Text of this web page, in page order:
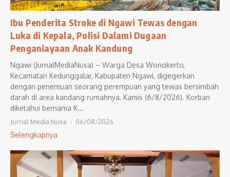
Ibu Penderita Stroke di Ngawi Tewas dengan
Luka di Kepala, Polisi Dalami Dugaan
Penganiayaan Anak Kandung
Ngawi (JurnalMediaNusa) – Warga Desa Wonokerto,
Kecamatan Kedunggalar, Kabupaten Ngawi, digegerkan
dengan penemuan seorang perempuan yang tewas bersimbah
darah di area kandang rumahnya, Kamis (6/8/2026). Korban
diketahui bernama K...
Jurnal Media Nusa 06/08/2026
Selengkapnya